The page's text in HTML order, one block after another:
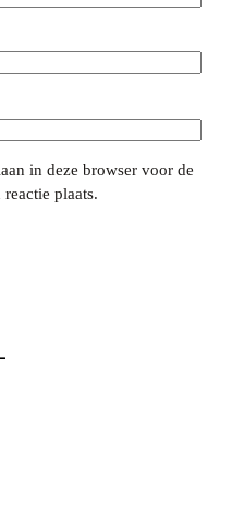
in deze browser voor de
plaats.